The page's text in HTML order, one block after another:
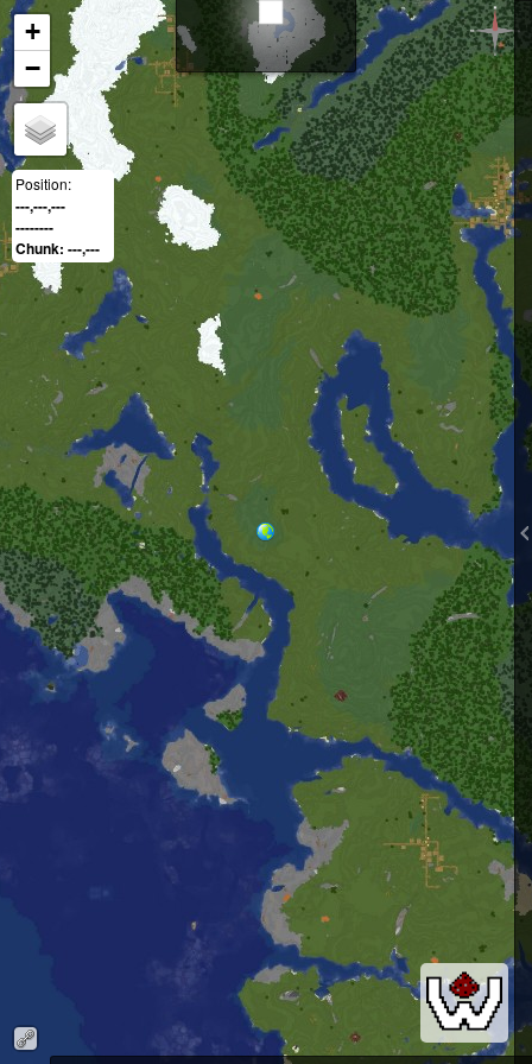
+
−
Position:
---,---,---
--------
Chunk: ---,---